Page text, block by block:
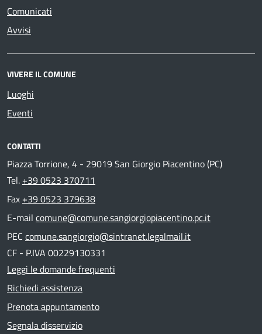
Comunicati
Avvisi
VIVERE IL COMUNE
Luoghi
Eventi
CONTATTI
Piazza Torrione, 4 - 29019 San Giorgio Piacentino (PC)
Tel. +39 0523 370711
Fax +39 0523 379638
E-mail comune@comune.sangiorgiopiacentino.pc.it
PEC comune.sangiorgio@sintranet.legalmail.it
CF - P.IVA 00229130331
Leggi le domande frequenti
Richiedi assistenza
Prenota appuntamento
Segnala disservizio